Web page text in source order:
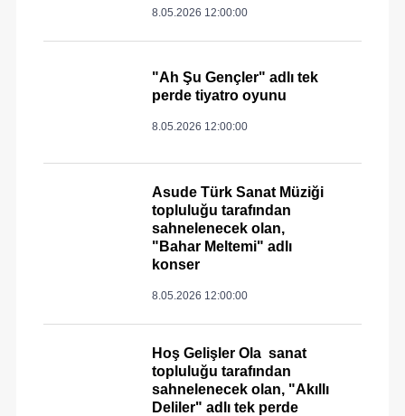
8.05.2026 12:00:00
"Ah Şu Gençler" adlı tek
perde tiyatro oyunu
8.05.2026 12:00:00
Asude Türk Sanat Müziği
topluluğu tarafından
sahnelenecek olan,
"Bahar Meltemi" adlı
konser
8.05.2026 12:00:00
Hoş Gelişler Ola sanat
topluluğu tarafından
sahnelenecek olan, "Akıllı
Deliler" adlı tek perde